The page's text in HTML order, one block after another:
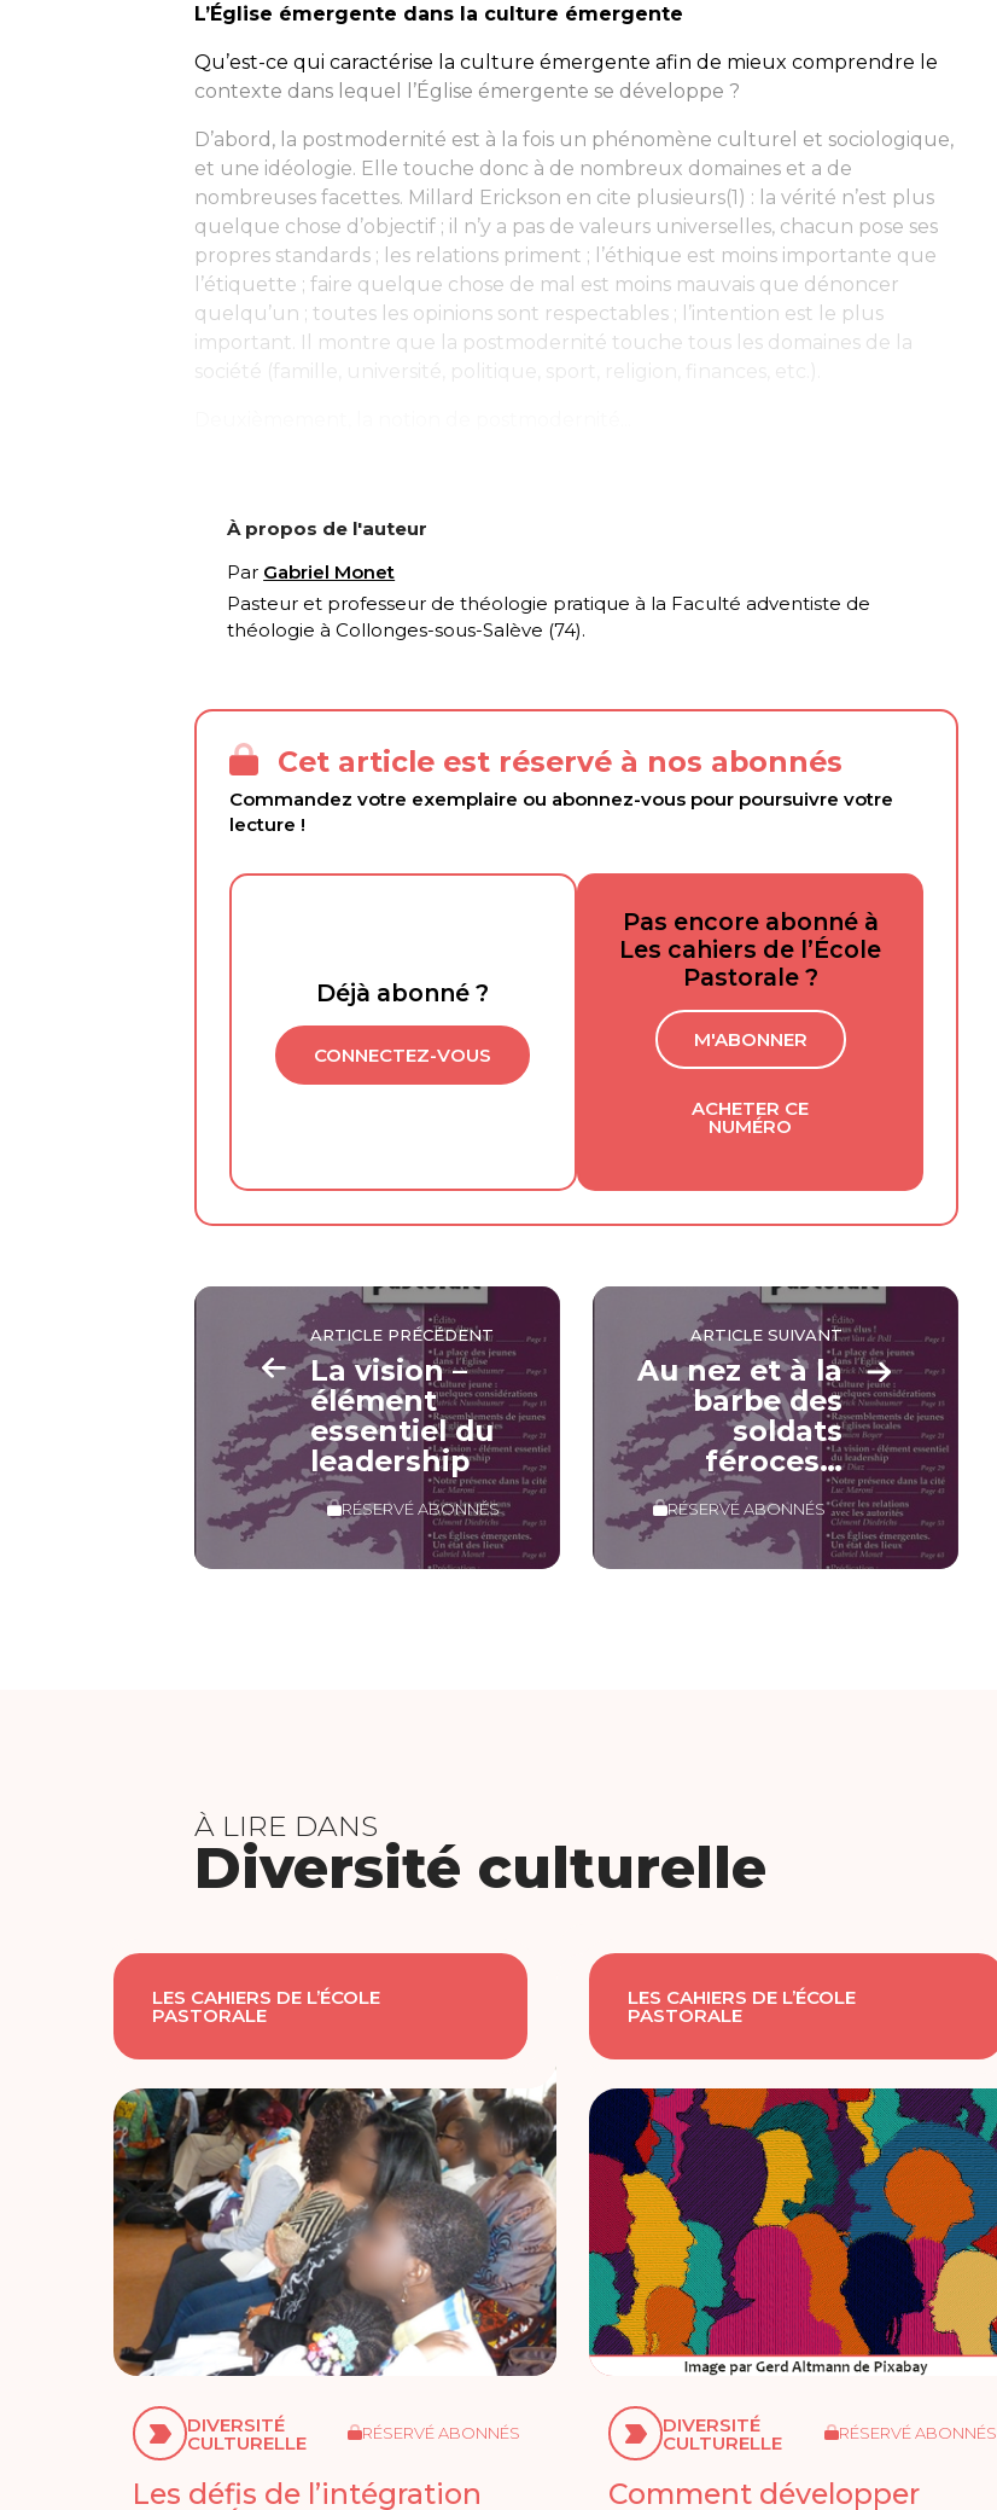
L’Église émergente dans la culture émergente
Qu’est-ce qui caractérise la culture émergente afin de mieux comprendre le
contexte dans lequel l’Église émergente se développe ?
D’abord, la postmodernité est à la fois un phénomène culturel et sociologique,
et une idéologie. Elle touche donc à de nombreux domaines et a de
nombreuses facettes. Millard Erickson en cite plusieurs(1) : la vérité n’est plus
quelque chose d’objectif ; il n’y a pas de valeurs universelles, chacun pose ses
propres standards ; les relations priment ; l’éthique est moins importante que
l’étiquette ; faire quelque chose de mal est moins mauvais que dénoncer
quelqu’un ; toutes les opinions sont respectables ; l’intention est le plus
important. Il montre que la postmodernité touche tous les domaines de la
société (famille, université, politique, sport, religion, finances, etc.).
À propos de l'auteur
Par Gabriel Monet
Pasteur et professeur de théologie pratique à la Faculté adventiste de
théologie à Collonges-sous-Salève (74).
Cet article est réservé à nos abonnés
Commandez votre exemplaire ou abonnez-vous pour poursuivre votre
lecture !
Déjà abonné ?
CONNECTEZ-VOUS
Pas encore abonné à
Les cahiers de l’École
Pastorale ?
M'ABONNER
ACHETER CE
NUMÉRO
ARTICLE PRÉCÉDENT
La vision –
élément
essentiel du
leadership
RÉSERVÉ ABONNÉS
ARTICLE SUIVANT
Au nez et à la
barbe des
soldats
féroces…
RÉSERVÉ ABONNÉS
À LIRE DANS
Diversité culturelle
LES CAHIERS DE L’ÉCOLE
PASTORALE
DIVERSITÉ
CULTURELLE RÉSERVÉ ABONNÉS
Les défis de l’intégration
LES CAHIERS DE L’ÉCOLE
PASTORALE
DIVERSITÉ
CULTURELLE RÉSERVÉ ABONNÉS
Comment développer